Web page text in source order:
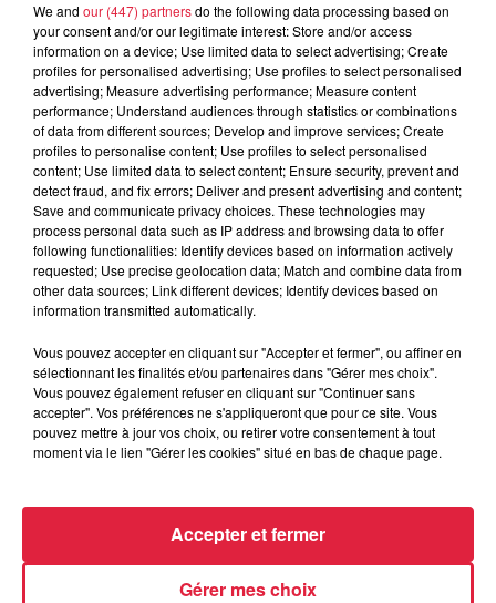
Match de l'équipe réserve en ouverture
dès 13h30, suivi du match de Fédérale 3 à
15h15
⏰ Coup d'envoi : 13H30 & 15H15
🏟️ Parc des sports, Terrain d'Honneur
Une participation de 2 euros sera demandée à chaque
spectateurs et la somme récoltée sera reversée en totalité à
l'association La Fabrique en Rose ! 💝
Une rose sera offerte à chaque femme venue nous supporter
par notre partenaire match Kintesens Haguenau 🌹💕
We and our (447) partnersdo the following data processing based on
your consent and/or our legitimate interest: Store and/or access
information on a device; Use limited data to select advertising; Create
profiles for personalised advertising; Use profiles to select personalised
advertising; Measure advertising performance; Measure content
performance; Understand audiences through statistics or combinations
of data from different sources; Develop and improve services; Create
profiles to personalise content; Use profiles to select personalised
content; Use limited data to select content; Ensure security, prevent and
detect fraud, and fix errors; Deliver and present advertising and content;
Save and communicate privacy choices. These technologies may
process personal data such as IP address and browsing data to offer
following functionalities: Identify devices based on information actively
requested; Use precise geolocation data; Match and combine data from
other data sources; Link different devices; Identify devices based on
information transmitted automatically.
Vous pouvez accepter en cliquant sur "Accepter et fermer", ou affiner en
sélectionnant les finalités et/ou partenaires dans "Gérer mes choix".
Vous pouvez également refuser en cliquant sur "Continuer sans
accepter". Vos préférences ne s'appliqueront que pour ce site. Vous
pouvez mettre à jour vos choix, ou retirer votre consentement à tout
moment via le lien "Gérer les cookies" situé en bas de chaque page.
Gérer mes choix
Accepter et fermer